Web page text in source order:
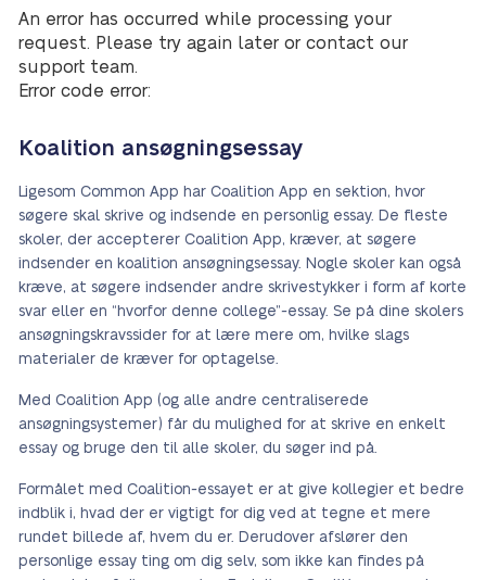
An error has occurred while processing your
request. Please try again later or contact our
support team.
Error code error:
Koalition ansøgningsessay
Ligesom Common App har Coalition App en sektion, hvor
søgere skal skrive og indsende en personlig essay. De fleste
skoler, der accepterer Coalition App, kræver, at søgere
indsender en koalition ansøgningsessay. Nogle skoler kan også
kræve, at søgere indsender andre skrivestykker i form af korte
svar eller en “hvorfor denne college”-essay. Se på dine skolers
ansøgningskravssider for at lære mere om, hvilke slags
materialer de kræver for optagelse.
Med Coalition App (og alle andre centraliserede
ansøgningsystemer) får du mulighed for at skrive en enkelt
essay og bruge den til alle skoler, du søger ind på.
Formålet med Coalition-essayet er at give kollegier et bedre
indblik i, hvad der er vigtigt for dig ved at tegne et mere
rundet billede af, hvem du er. Derudover afslører den
personlige essay ting om dig selv, som ikke kan findes på